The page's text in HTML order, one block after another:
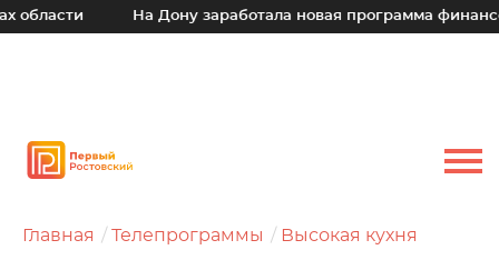
На Дону заработала новая программа финансовой
Главная Телепрограммы Высокая кухня